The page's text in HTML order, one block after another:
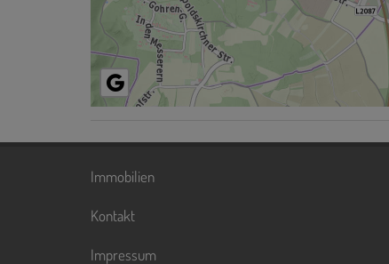
Immobilien
Kontakt
Impressum